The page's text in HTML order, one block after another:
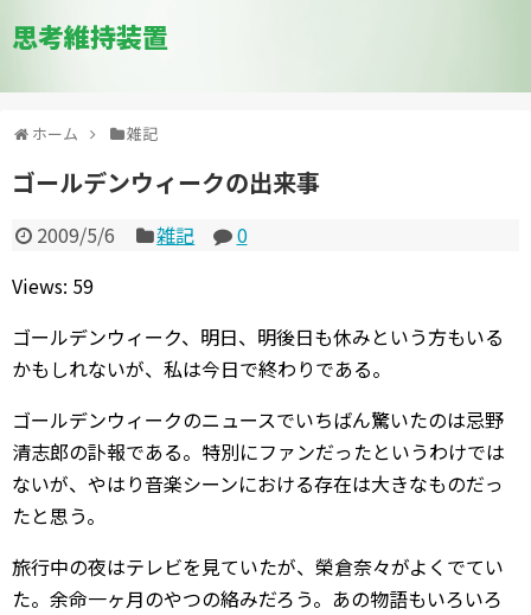
思考維持装置
ホーム 雑記
ゴールデンウィークの出来事
2009/5/6 雑記
0
Views: 59
ゴールデンウィーク、明日、明後日も休みという方もいる
かもしれないが、私は今日で終わりである。
ゴールデンウィークのニュースでいちばん驚いたのは忌野
清志郎の訃報である。特別にファンだったというわけでは
ないが、やはり音楽シーンにおける存在は大きなものだっ
たと思う。
旅行中の夜はテレビを見ていたが、榮倉奈々がよくでてい
た。余命一ヶ月のやつの絡みだろう。あの物語もいろいろ